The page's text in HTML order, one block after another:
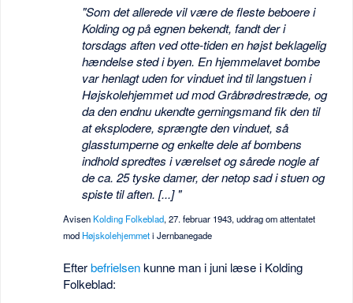
"Som det allerede vil være de fleste beboere i
Kolding og på egnen bekendt, fandt der i
torsdags aften ved otte-tiden en højst beklagelig
hændelse sted i byen. En hjemmelavet bombe
var henlagt uden for vinduet ind til langstuen i
Højskolehjemmet ud mod Gråbrødrestræde, og
da den endnu ukendte gerningsmand fik den til
at eksplodere, sprængte den vinduet, så
glasstumperne og enkelte dele af bombens
indhold spredtes i værelset og sårede nogle af
de ca. 25 tyske damer, der netop sad i stuen og
spiste til aften. [...] "
AvisenKolding Folkeblad, 27. februar 1943, uddrag om attentatet
mod Højskolehjemmeti Jernbanegade
Efterbefrielsenkunne man i juni læse i Kolding
Folkeblad: